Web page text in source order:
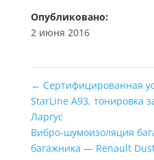
Опубликовано:
2 июня 2016
← Сертифицированная
StarLine A93, тонировка
Ларгус
Вибро-шумоизоляция
багажника — Renault